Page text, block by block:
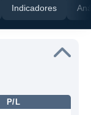
Indicadores
P/L